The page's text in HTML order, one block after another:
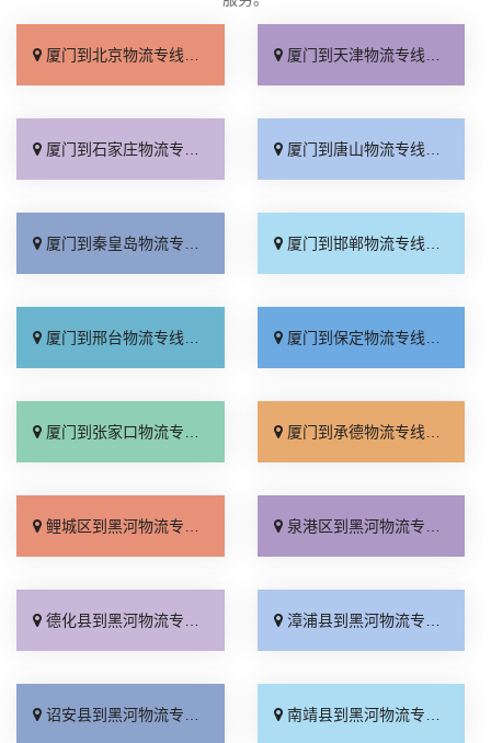
厦门到北京物流专线_直达不中转「送货到门」 厦门到天津物流专线_运保时效「高效快运」
厦门到石家庄物流专线_准时准点「多少公里」 厦门到唐山物流专线_全境派送「收费介绍」
厦门到秦皇岛物流专线_高效运输「运保时效」 厦门到邯郸物流专线_物流拼车「全境配送」
厦门到邢台物流专线_专业靠谱「上门提货」 厦门到保定物流专线_全程直达「高效运输」
厦门到张家口物流专线_全境派送「多久能到」 厦门到承德物流专线_专业调车「合理收费」
鲤城区到黑河物流专线_急你所需「合同承运」 泉港区到黑河物流专线_多少一吨「运保时效」
德化县到黑河物流专线_需要几天「门到门接送」 漳浦县到黑河物流专线_合理收费「直达特快专线」
诏安县到黑河物流专线_急你所需「价格实惠」 南靖县到黑河物流专线_怎么收费「送货上门」